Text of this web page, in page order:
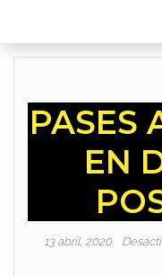
PASES
EN
13 abril, 2020